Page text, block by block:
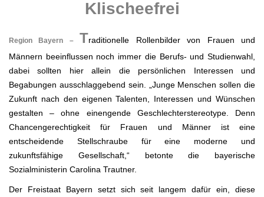
Klischeefrei
Region Bayern – Traditionelle Rollenbilder von Frauen und
Männern beeinflussen noch immer die Berufs- und Studienwahl,
dabei sollten hier allein die persönlichen Interessen und
Begabungen ausschlaggebend sein. „Junge Menschen sollen die
Zukunft nach den eigenen Talenten, Interessen und Wünschen
gestalten – ohne einengende Geschlechterstereotype. Denn
Chancengerechtigkeit für Frauen und Männer ist eine
entscheidende Stellschraube für eine moderne und
zukunftsfähige Gesellschaft,“ betonte die bayerische
Sozialministerin Carolina Trautner.
Der Freistaat Bayern setzt sich seit langem dafür ein, diese